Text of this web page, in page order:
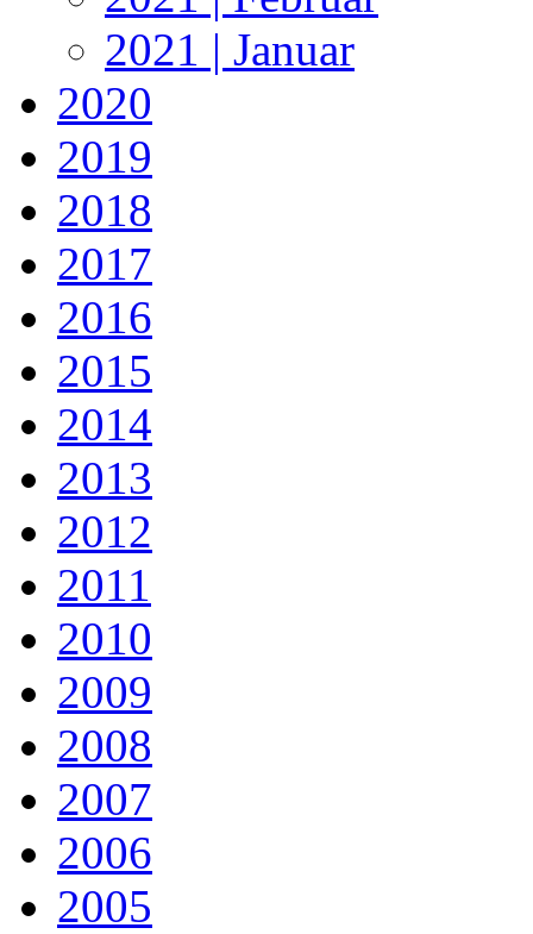
2021 | Januar
2020
2019
2018
2017
2016
2015
2014
2013
2012
2011
2010
2009
2008
2007
2006
2005